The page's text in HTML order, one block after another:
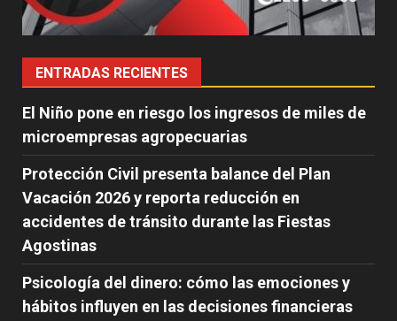
ENTRADAS RECIENTES
El Niño pone en riesgo los ingresos de miles de
microempresas agropecuarias
Protección Civil presenta balance del Plan
Vacación 2026 y reporta reducción en
accidentes de tránsito durante las Fiestas
Agostinas
Psicología del dinero: cómo las emociones y
hábitos influyen en las decisiones financieras